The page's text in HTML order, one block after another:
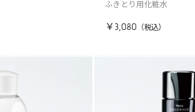
ふきとり用化粧水
￥3,080